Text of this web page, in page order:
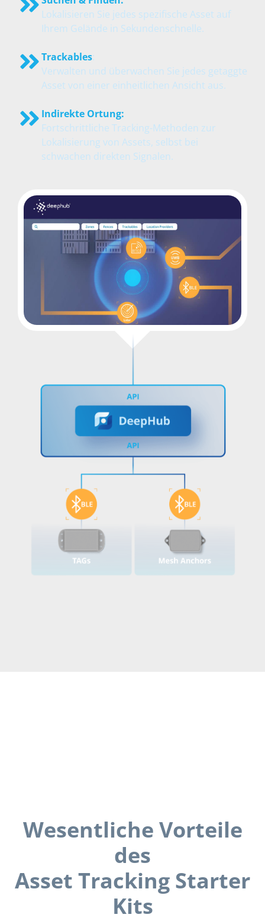
Lokalisieren Sie jedes spezifische Asset auf
Ihrem Gelände in Sekundenschnelle.
Trackables:
Verwalten und überwachen Sie jedes getaggte
Asset von einer einheitlichen Ansicht aus.
Indirekte Ortung:
Fortschrittliche Tracking-Methoden zur
Lokalisierung von Assets, selbst bei
schwachen direkten Signalen.
Wesentliche Vorteile
des
Asset Tracking Starter
Kits